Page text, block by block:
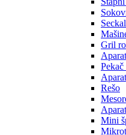
Gril
Pekač
Rešo
Mini